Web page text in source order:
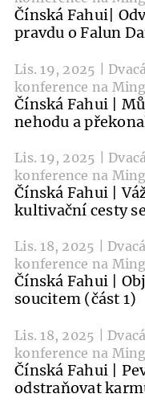
Čínská Fahui|
pravdu o Falun
Lis. 19, 2025 |
konference na
Čínská Fahui |
nehodu a
Lis. 19, 2025 |
konference na
Čínská Fahui |
kultivační cesty
Lis. 18, 2025 |
konference na
Čínská Fahui |
soucitem (část 1)
Lis. 18, 2025 |
konference na
Čínská Fahui |
odstraňovat